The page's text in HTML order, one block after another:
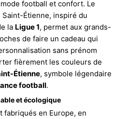
football et confort. Le
Étienne, inspiré du
la Ligue 1, permet aux grands-
de faire un cadeau qui
sans prénom
fièrement les couleurs de
Étienne, symbole légendaire
football.
et écologique
fabriqués en Europe, en